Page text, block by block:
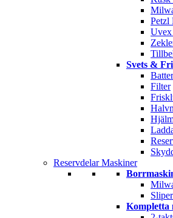
Petzl
Svets &
Filter
Reservdelar Maskiner
Kompletta